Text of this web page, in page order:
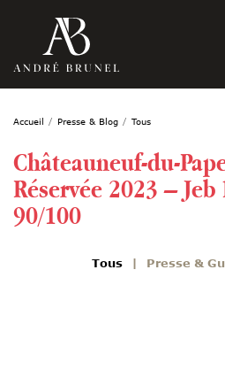
Accueil Presse & Blog Tous
Châteauneuf-du-
Réservée 2023 –
90/100
Tous Presse &